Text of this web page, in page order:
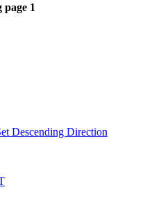
page 1
Descending Direction